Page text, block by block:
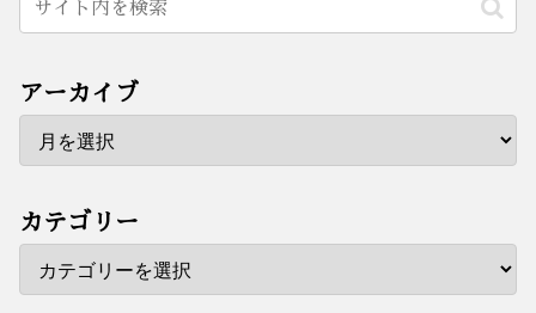
アーカイブ
カテゴリー